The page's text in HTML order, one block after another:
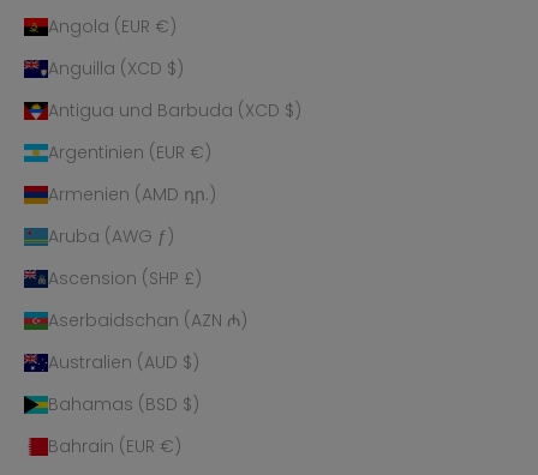
Angola (EUR €)
Anguilla (XCD $)
Antigua und Barbuda (XCD $)
Argentinien (EUR €)
Armenien (AMD դր.)
Aruba (AWG ƒ)
Ascension (SHP £)
Aserbaidschan (AZN ₼)
Australien (AUD $)
Bahamas (BSD $)
Bahrain (EUR €)